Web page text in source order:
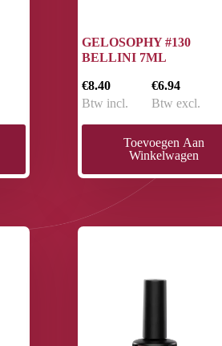
GELOSOPHY #130
BELLINI 7ML
€8.40
Btw incl.
€6.94
Btw excl.
Toevoegen Aan
Winkelwagen